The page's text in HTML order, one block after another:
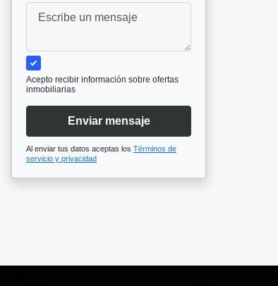
Acepto recibir información sobre ofertas
inmobiliarias
Enviar mensaje
Al enviar tus datos aceptas los Términos de
servicio y privacidad